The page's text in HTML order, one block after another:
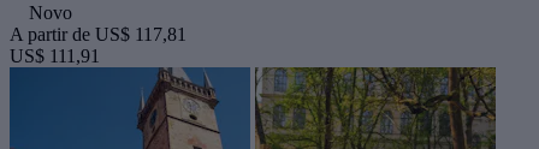
Novo
A partir de US$ 117,81
US$ 111,91